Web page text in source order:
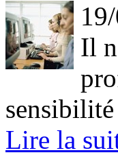
Il
sensibilité
Lire la